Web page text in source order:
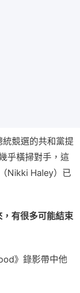
競選的共和黨提
乎橫掃對手，這
Nikki Haley）已
有很多可能結束
》錄影帶中他